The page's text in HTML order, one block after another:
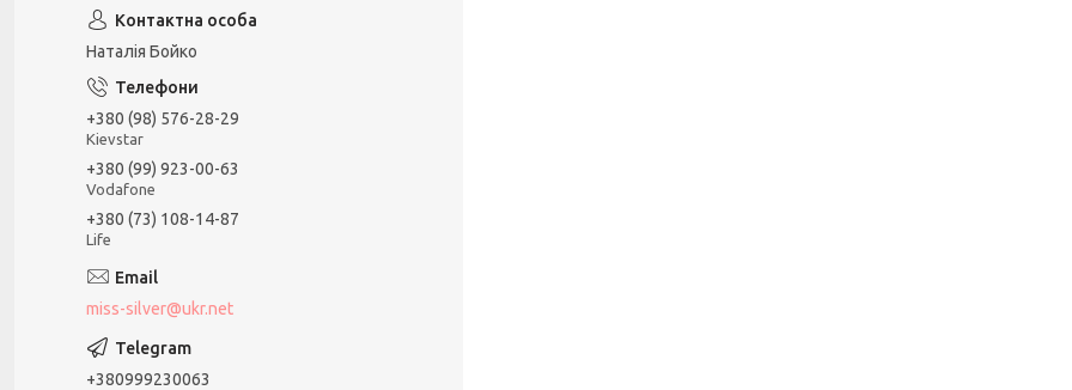
Наталія Бойко
+380 (98) 576-28-29
Kievstar
+380 (99) 923-00-63
Vodafone
+380 (73) 108-14-87
Life
miss-silver@ukr.net
+380999230063